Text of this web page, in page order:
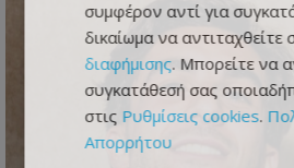
συμφέρον αντί για
δικαίωμα να αντιταχθείτε
διαφήμισης. Μπορείτε να
συγκατάθεσή σας
στις Ρυθμίσεις cookies.
Απορρήτου